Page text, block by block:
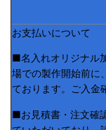
お支払いについて
■名入れオリジナル
場での製作開始前に
ております。ご入金
■お見積書・注文確